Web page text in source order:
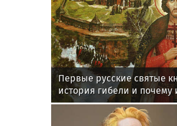
Первые русские святые
история гибели и почему
пор